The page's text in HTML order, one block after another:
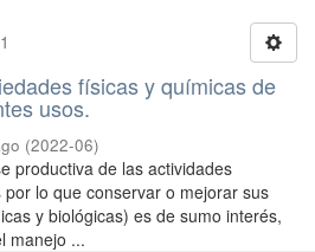
físicas y químicas de
usos.
(2022-06)
productiva de las actividades
lo que conservar o mejorar sus
y biológicas) es de sumo interés,
manejo ...